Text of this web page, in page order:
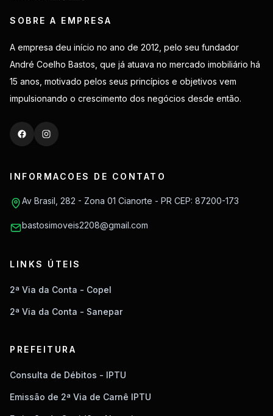
SOBRE A EMPRESA
A empresa deu início no ano de 2012, pelo seu fundador
André Coelho Bastos, que já atuava no mercado imobiliário há
15 anos, motivado pelos seus princípios e objetivos vem
impulsionando o crescimento dos negócios desde então.
INFORMACOES DE CONTATO
Av Brasil, 282 - Zona 01 Cianorte - PR CEP: 87200-173
bastosimoveis2208@gmail.com
LINKS ÚTEIS
2ª Via da Conta - Copel
2ª Via da Conta - Sanepar
PREFEITURA
Consulta de Débitos - IPTU
Emissão de 2ª Via de Carnê IPTU